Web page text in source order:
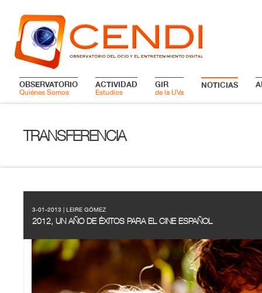
OBSERVATORIO
Quiénes Somos
ACTIVIDAD
Estudios
GIR
de la UVa
NOTICIAS
TRANSFERENCIA
3-01-2013 | LEIRE GÓMEZ
2012, UN AÑO DE ÉXITOS PARA EL CINE ESPAÑOL